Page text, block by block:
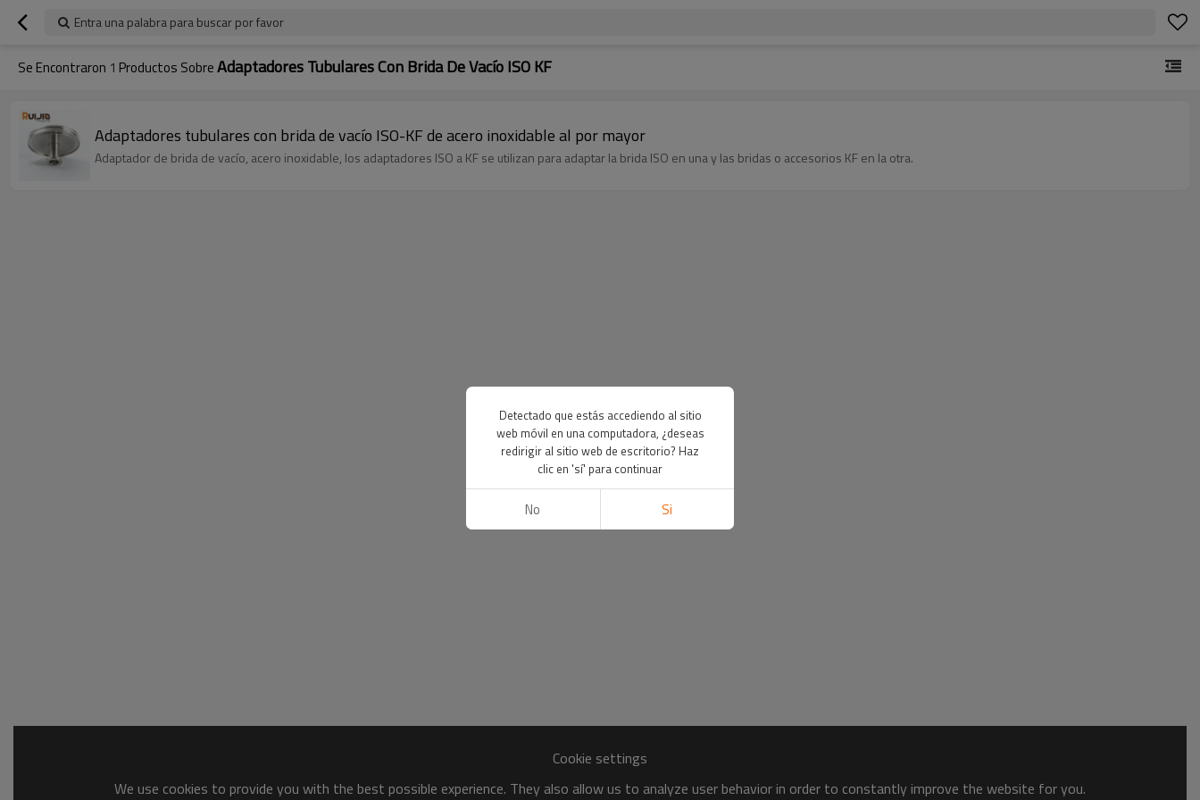
Entra una palabra para buscar por favor
Se Encontraron 1 Productos SobreAdaptadores Tubulares Con Brida De Vacío ISO KF
Adaptadores tubulares con brida de vacío ISO-KF de acero inoxidable al por mayor
Adaptador de brida de vacío, acero inoxidable, los adaptadores ISO a KF se utilizan para adaptar la brida ISO en una y las bridas o accesorios KF en la otra.
Cookie settings
We use cookies to provide you with the best possible experience. They also allow us to analyze user behavior in order to constantly improve the website for you.
Detectado que estás accediendo al sitio
web móvil en una computadora, ¿deseas
redirigir al sitio web de escritorio? Haz
clic en 'sí' para continuar
No Si